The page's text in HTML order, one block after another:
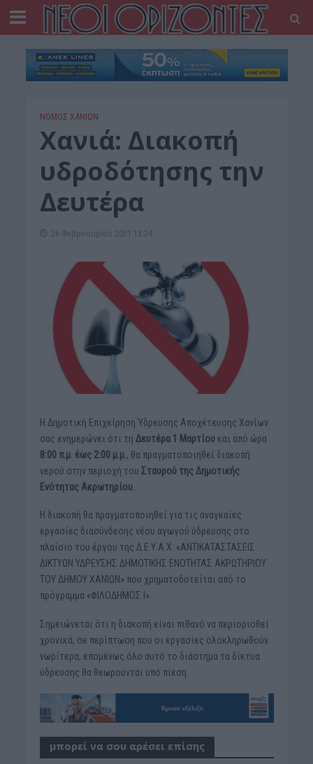
ΝΟΜΌΣ ΧΑΝΊΩΝ
Χανιά: Διακοπή
υδροδότησης την
Δευτέρα
26 Φεβρουαρίου 2021 13:24
Η Δημοτική Επιχείρηση Ύδρευσης Αποχέτευσης Χανίων
σας ενημερώνει ότι τη Δευτέρα 1 Μαρτίου και από ώρα
8:00 π.μ. έως 2:00 μ.μ., θα πραγματοποιηθεί διακοπή
νερού στην περιοχή του Σταυρού της Δημοτικής
Ενότητας Ακρωτηρίου.
Η διακοπή θα πραγματοποιηθεί για τις αναγκαίες
εργασίες διασύνδεσης νέου αγωγού ύδρευσης στο
πλαίσιο του έργου της Δ.Ε.Υ.Α.Χ. «ΑΝΤΙΚΑΤΑΣΤΑΣΕΙΣ
ΔΙΚΤΥΩΝ ΥΔΡΕΥΣΗΣ ΔΗΜΟΤΙΚΗΣ ΕΝΟΤΗΤΑΣ ΑΚΡΩΤΗΡΙΟΥ
ΤΟΥ ΔΗΜΟΥ ΧΑΝΙΩΝ» που χρηματοδοτείται από το
πρόγραμμα «ΦΙΛΟΔΗΜΟΣ Ι».
Σημειώνεται ότι η διακοπή είναι πιθανό να περιορισθεί
χρονικά, σε περίπτωση που οι εργασίες ολοκληρωθούν
νωρίτερα, επομένως όλο αυτό το διάστημα τα δίκτυα
ύδρευσης θα θεωρούνται υπό πίεση.
μπορεί να σου αρέσει επίσης